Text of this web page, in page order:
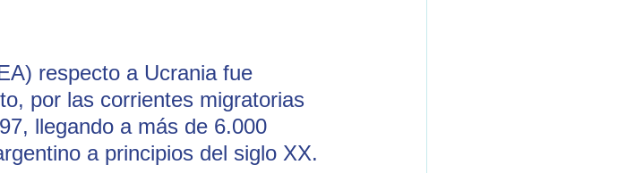
respecto a Ucrania fue
por las corrientes migratorias
llegando a más de 6.000
a principios del siglo XX.